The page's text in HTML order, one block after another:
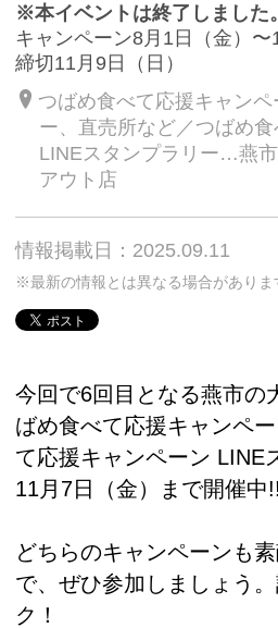
※本イベントは終了しました。
キャンペーン8月1日（金）
締切11月9日（日）
つばめ食べて応援キャン
ー、直売所など／つばめ
LINEスタンプラリー…燕
アウト店
情報掲載日：2025.09.11
※最新の情報とは異なる場合がありま
今回で6回目となる燕市
ばめ食べて応援キャンペ
て応援キャンペーン LINE
11月7日（金）まで開催中!!
どちらのキャンペーンも
で、ぜひ参加しましょう
ク！